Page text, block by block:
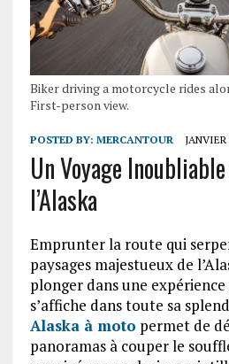
Biker driving a motorcycle rides
First-person view.
POSTED BY: MERCANTOUR JANVIER
Un Voyage
l’Alaska
Emprunter la route qui
paysages majestueux de
plonger dans une
s’affiche dans toute sa
Alaska à moto permet de
panoramas à couper le